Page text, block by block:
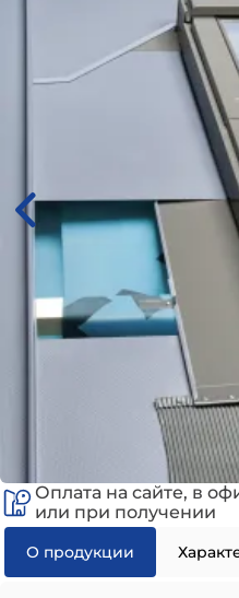
Оплата на сайте, в
или при получении
О продукции